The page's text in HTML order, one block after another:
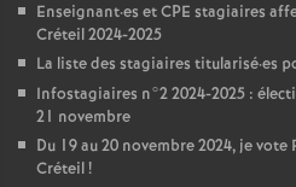
Enseignant·es etCPE stagiaires
Créteil 2024-2025
La liste des stagiaires titularisé·es
Infostagiaires n°2 2024-2025 :
21 novembre
Du 19 au 20 novembre 2024, je vote
Créteil!